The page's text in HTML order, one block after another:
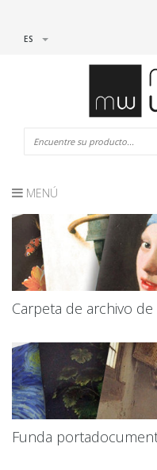
ES
MENÚ
Carpeta de archivo
Funda